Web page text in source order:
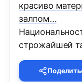
красиво
залпом...
строжайшей